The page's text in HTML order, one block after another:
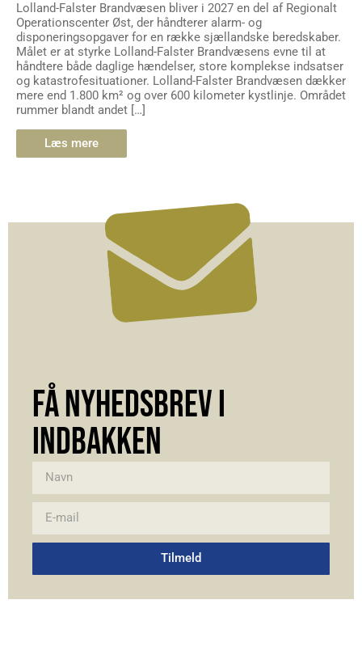
Lolland-Falster Brandvæsen bliver i 2027 en del af Regionalt
Operationscenter Øst, der håndterer alarm- og
disponeringsopgaver for en række sjællandske beredskaber.
Målet er at styrke Lolland-Falster Brandvæsens evne til at
håndtere både daglige hændelser, store komplekse indsatser
og katastrofesituationer. Lolland-Falster Brandvæsen dækker
mere end 1.800 km² og over 600 kilometer kystlinje. Området
rummer blandt andet […]
Læs mere
FÅ NYHEDSBREV I
INDBAKKEN
Tilmeld